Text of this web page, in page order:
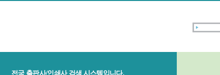
전국 출판사/인쇄사 검색 시스템입니다.